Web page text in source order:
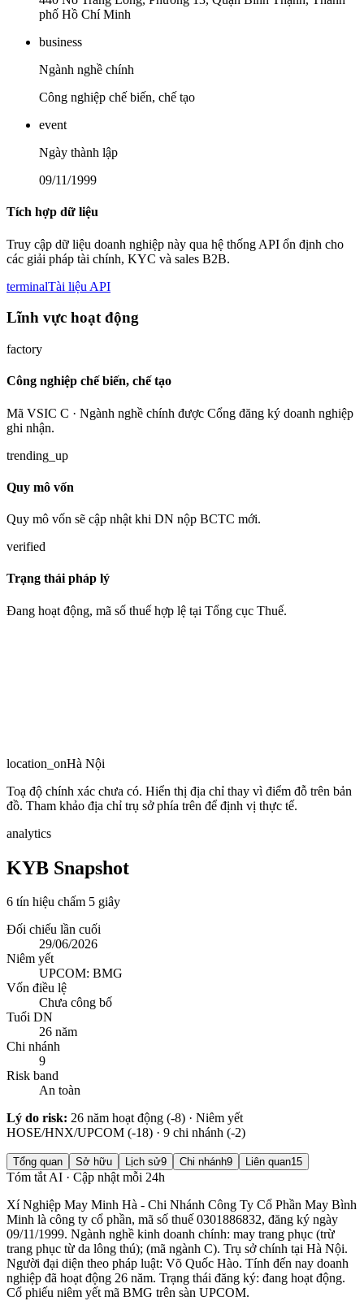
phố Hồ Chí Minh
business
Ngành nghề chính
Công nghiệp chế biến, chế tạo
event
Ngày thành lập
09/11/1999
Tích hợp dữ liệu
Truy cập dữ liệu doanh nghiệp này qua hệ thống API ổn định cho
các giải pháp tài chính, KYC và sales B2B.
terminalTài liệu API
Lĩnh vực hoạt động
factory
Công nghiệp chế biến, chế tạo
Mã VSIC C · Ngành nghề chính được Cổng đăng ký doanh nghiệp
ghi nhận.
trending_up
Quy mô vốn
Quy mô vốn sẽ cập nhật khi DN nộp BCTC mới.
verified
Trạng thái pháp lý
Đang hoạt động, mã số thuế hợp lệ tại Tổng cục Thuế.
location_onHà Nội
Toạ độ chính xác chưa có. Hiển thị địa chỉ thay vì điểm đỗ trên bản
đồ. Tham khảo địa chỉ trụ sở phía trên để định vị thực tế.
analytics
KYB Snapshot
6 tín hiệu chấm 5 giây
Đối chiếu lần cuối
29/06/2026
Niêm yết
UPCOM: BMG
Vốn điều lệ
Chưa công bố
Tuổi DN
26 năm
Chi nhánh
9
Risk band
An toàn
Lý do risk: 26 năm hoạt động (-8) · Niêm yết
HOSE/HNX/UPCOM (-18) · 9 chi nhánh (-2)
Tổng quan Sở hữu Lịch sử9 Chi nhánh9 Liên quan15
Tóm tắt AI · Cập nhật mỗi 24h
Xí Nghiệp May Minh Hà - Chi Nhánh Công Ty Cổ Phần May Bình
Minh là công ty cổ phần, mã số thuế 0301886832, đăng ký ngày
09/11/1999. Ngành nghề kinh doanh chính: may trang phục (trừ
trang phục từ da lông thú); (mã ngành C). Trụ sở chính tại Hà Nội.
Người đại diện theo pháp luật: Võ Quốc Hào. Tính đến nay doanh
nghiệp đã hoạt động 26 năm. Trạng thái đăng ký: đang hoạt động.
Cổ phiếu niêm yết mã BMG trên sàn UPCOM.